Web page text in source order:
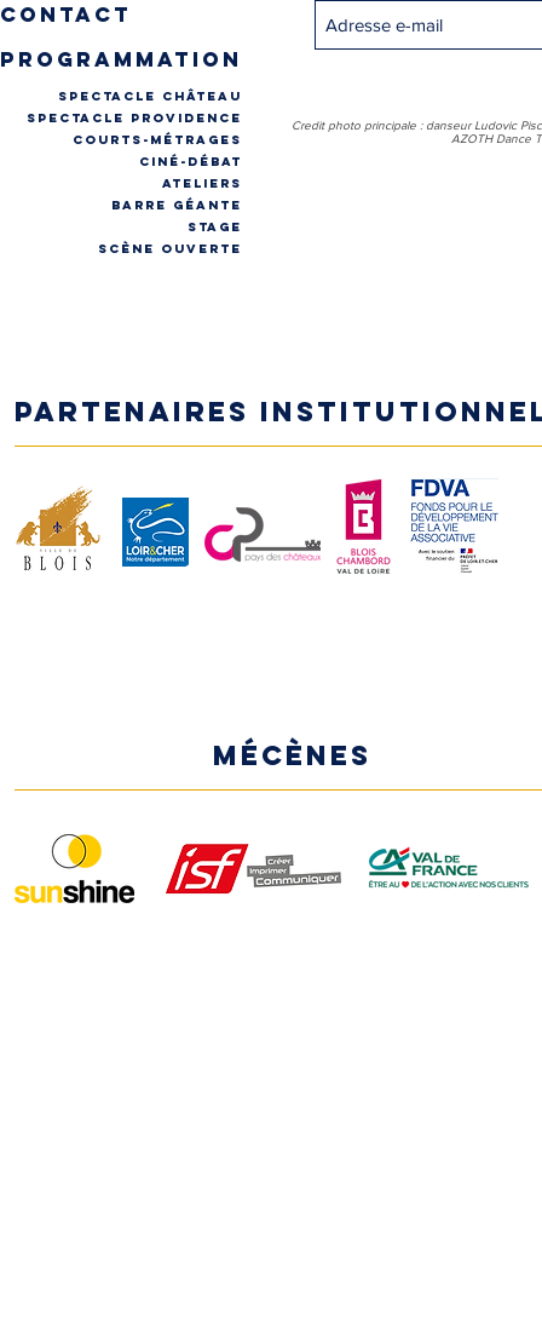
contact
programmation
spectacle château
spectacle providence
COURTS-MÉTRAGES
CINÉ-DÉBAT
ateliers
Barre géante
stage
Scène ouverte
Credit photo principale : danseur Ludovic
AZOTH Dance
Partenaires
MÉCÈNES